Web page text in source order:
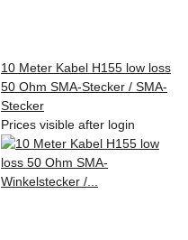
10 Meter Kabel H155 low loss
50 Ohm SMA-Stecker / SMA-
Stecker
Prices visible after login